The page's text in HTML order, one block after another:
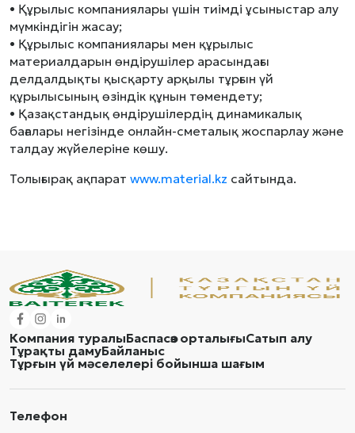
• Құрылыс компаниялары үшін тиімді ұсыныстар алу
мүмкіндігін жасау;
• Құрылыс компаниялары мен құрылыс
материалдарын өндірушілер арасындағы
делдалдықты қысқарту арқылы тұрғын үй
құрылысының өзіндік құнын төмендету;
• Қазақстандық өндірушілердің динамикалық
бағалары негізінде онлайн-сметалық жоспарлау және
талдау жүйелеріне көшу.
Толығырақ ақпарат www.material.kz сайтында.
Компания туралыБаспасөз орталығыСатып алу
Тұрақты дамуБайланыс
Тұрғын үй мәселелері бойынша шағым
Телефон